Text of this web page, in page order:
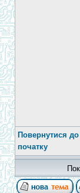
Повернутися до
початку